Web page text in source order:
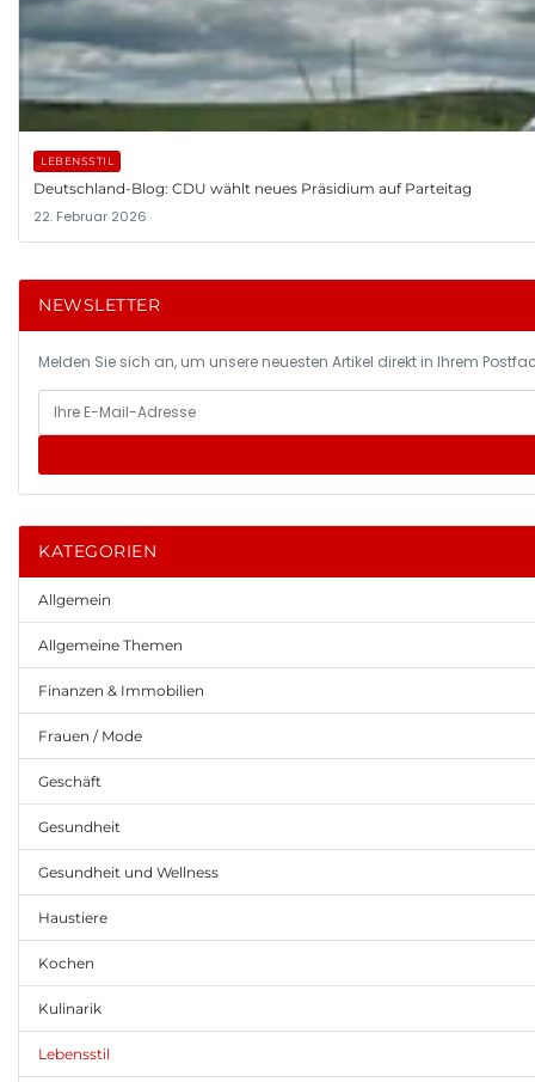
LEBENSSTIL
Deutschland-Blog: CDU wählt neues Präsidium auf Parteitag
22. Februar 2026
NEWSLETTER
Melden Sie sich an, um unsere neuesten Artikel direkt in Ihrem
KATEGORIEN
Allgemein
Allgemeine Themen
Finanzen & Immobilien
Frauen / Mode
Geschäft
Gesundheit
Gesundheit und Wellness
Haustiere
Kochen
Kulinarik
Lebensstil